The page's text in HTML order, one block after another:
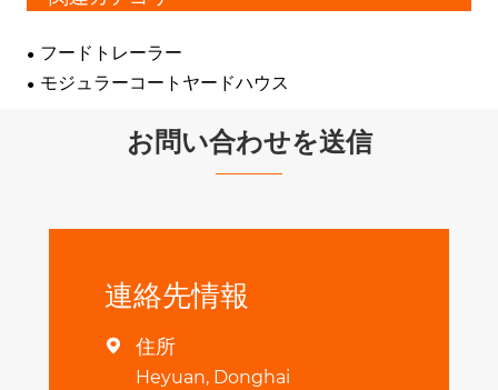
フードトレーラー
モジュラーコートヤードハウス
お問い合わせを送信
連絡先情報
 住所
Heyuan, Donghai